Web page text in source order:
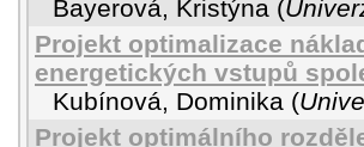
Bayerová, Kristýna (
Projekt optimalizace
energetických vstupů
Kubínová, Dominika (
Projekt optimálního